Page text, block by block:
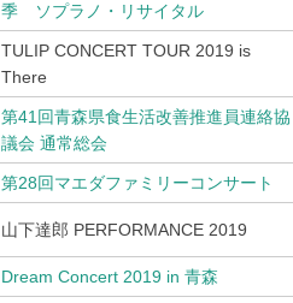
季 ソプラノ・リサイタル
TULIP CONCERT TOUR 2019 is
There
第41回青森県食生活改善推進員連絡協
議会 通常総会
第28回マエダファミリーコンサート
山下達郎 PERFORMANCE 2019
Dream Concert 2019 in 青森